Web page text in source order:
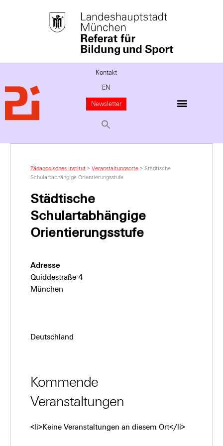
Kontakt
EN
Newsletter
Pädagogisches Institut > Veranstaltungsorte > Städtische
Schulartabhängige Orientierungsstufe
Städtische
Schulartabhängige
Orientierungsstufe
Adresse
Quiddestraße 4
München
Deutschland
Kommende
Veranstaltungen
<li>Keine Veranstaltungen an diesem Ort</li>